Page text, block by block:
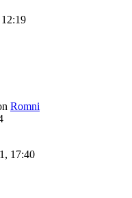
Romni
17:40